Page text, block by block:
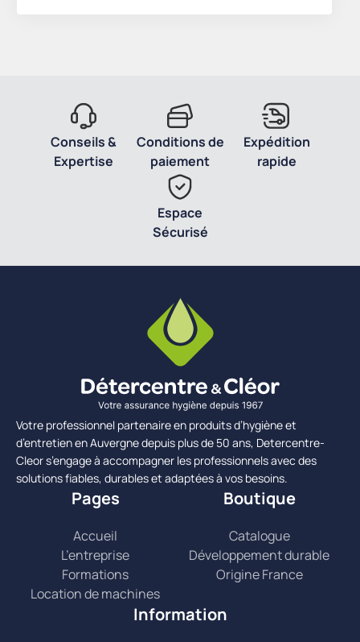
Conseils &
Expertise
Conditions de
paiement
Expédition
rapide
Espace
Sécurisé
Votre professionnel partenaire en produits d’hygiène et
d’entretien en Auvergne depuis plus de 50 ans, Detercentre-
Cleor s’engage à accompagner les professionnels avec des
solutions fiables, durables et adaptées à vos besoins.
Pages
Accueil
L’entreprise
Formations
Location de machines
Boutique
Catalogue
Développement durable
Origine France
Information